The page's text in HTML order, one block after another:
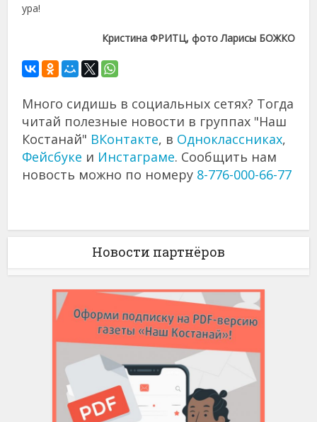
ура!
Кристина ФРИТЦ, фото Ларисы БОЖКО
Много сидишь в социальных сетях? Тогда
читай полезные новости в группах "Наш
Костанай" ВКонтакте, в Одноклассниках,
Фейсбуке и Инстаграме. Сообщить нам
новость можно по номеру 8-776-000-66-77
Новости партнёров